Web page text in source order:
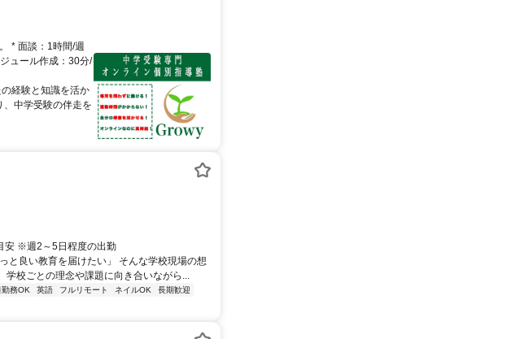
* 面談：1時間/週
ュール作成：30分/
経験と知識を活か
、中学受験の伴走を
安 ※週2～5日程度の出勤
と良い教育を届けたい」 そんな学校現場の想
学校ごとの理念や課題に向き合いながら...
勤務OK 英語 フルリモート ネイルOK
長期歓迎